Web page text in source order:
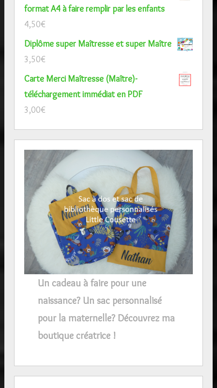
format A4 à faire remplir par les enfants
4,50€
Diplôme super Maîtresse et super Maître
3,50€
Carte Merci Maîtresse (Maître)-
téléchargement immédiat en PDF
3,00€
Un cadeau à faire pour une
naissance? Un sac personnalisé
pour la maternelle? Découvrez ma
boutique créatrice !